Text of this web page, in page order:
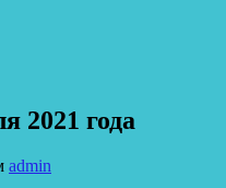
2021 года
admin